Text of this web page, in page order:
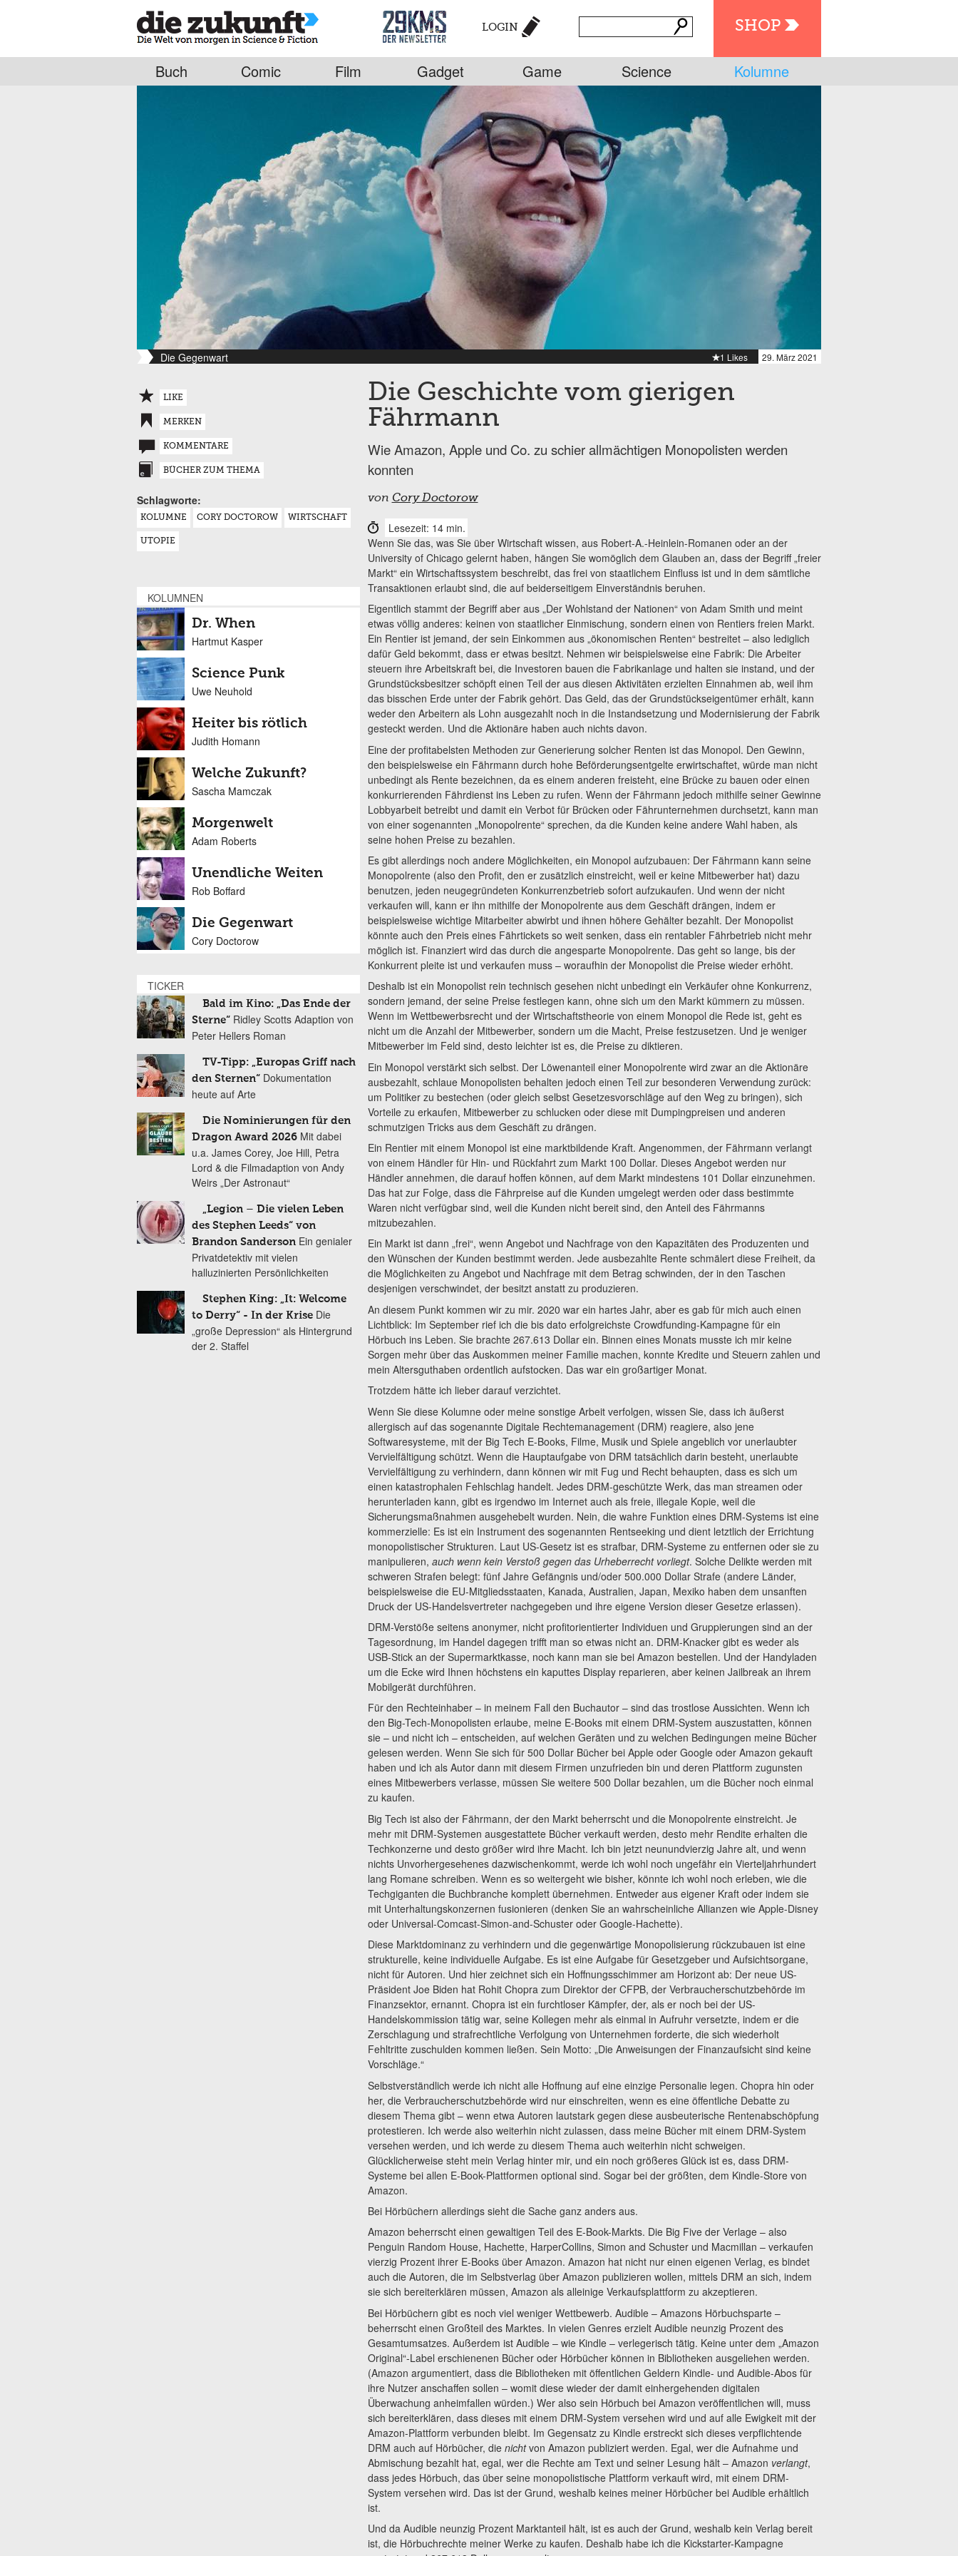
SHOP
LOGIN
Buch Comic Film Gadget Game Science Kolumne
Die Gegenwart 29. März 2021
1 Likes
Die Geschichte vom gierigen
Fährmann
Wie Amazon, Apple und Co. zu schier allmächtigen Monopolisten werden
konnten
von Cory Doctorow
Lesezeit: 14 min.
Wenn Sie das, was Sie über Wirtschaft wissen, aus Robert-A.-Heinlein-Romanen oder an der
University of Chicago gelernt haben, hängen Sie womöglich dem Glauben an, dass der Begriff „freier
Markt“ ein Wirtschaftssystem beschreibt, das frei von staatlichem Einfluss ist und in dem sämtliche
Transaktionen erlaubt sind, die auf beiderseitigem Einverständnis beruhen.
Eigentlich stammt der Begriff aber aus „Der Wohlstand der Nationen“ von Adam Smith und meint
etwas völlig anderes: keinen von staatlicher Einmischung, sondern einen von Rentiers freien Markt.
Ein Rentier ist jemand, der sein Einkommen aus „ökonomischen Renten“ bestreitet – also lediglich
dafür Geld bekommt, dass er etwas besitzt. Nehmen wir beispielsweise eine Fabrik: Die Arbeiter
steuern ihre Arbeitskraft bei, die Investoren bauen die Fabrikanlage und halten sie instand, und der
Grundstücksbesitzer schöpft einen Teil der aus diesen Aktivitäten erzielten Einnahmen ab, weil ihm
das bisschen Erde unter der Fabrik gehört. Das Geld, das der Grundstückseigentümer erhält, kann
weder den Arbeitern als Lohn ausgezahlt noch in die Instandsetzung und Modernisierung der Fabrik
gesteckt werden. Und die Aktionäre haben auch nichts davon.
Eine der profitabelsten Methoden zur Generierung solcher Renten ist das Monopol. Den Gewinn,
den beispielsweise ein Fährmann durch hohe Beförderungsentgelte erwirtschaftet, würde man nicht
unbedingt als Rente bezeichnen, da es einem anderen freisteht, eine Brücke zu bauen oder einen
konkurrierenden Fährdienst ins Leben zu rufen. Wenn der Fährmann jedoch mithilfe seiner Gewinne
Lobbyarbeit betreibt und damit ein Verbot für Brücken oder Fährunternehmen durchsetzt, kann man
von einer sogenannten „Monopolrente“ sprechen, da die Kunden keine andere Wahl haben, als
seine hohen Preise zu bezahlen.
Es gibt allerdings noch andere Möglichkeiten, ein Monopol aufzubauen: Der Fährmann kann seine
Monopolrente (also den Profit, den er zusätzlich einstreicht, weil er keine Mitbewerber hat) dazu
benutzen, jeden neugegründeten Konkurrenzbetrieb sofort aufzukaufen. Und wenn der nicht
verkaufen will, kann er ihn mithilfe der Monopolrente aus dem Geschäft drängen, indem er
beispielsweise wichtige Mitarbeiter abwirbt und ihnen höhere Gehälter bezahlt. Der Monopolist
könnte auch den Preis eines Fährtickets so weit senken, dass ein rentabler Fährbetrieb nicht mehr
möglich ist. Finanziert wird das durch die angesparte Monopolrente. Das geht so lange, bis der
Konkurrent pleite ist und verkaufen muss – woraufhin der Monopolist die Preise wieder erhöht.
Deshalb ist ein Monopolist rein technisch gesehen nicht unbedingt ein Verkäufer ohne Konkurrenz,
sondern jemand, der seine Preise festlegen kann, ohne sich um den Markt kümmern zu müssen.
Wenn im Wettbewerbsrecht und der Wirtschaftstheorie von einem Monopol die Rede ist, geht es
nicht um die Anzahl der Mitbewerber, sondern um die Macht, Preise festzusetzen. Und je weniger
Mitbewerber im Feld sind, desto leichter ist es, die Preise zu diktieren.
Ein Monopol verstärkt sich selbst. Der Löwenanteil einer Monopolrente wird zwar an die Aktionäre
ausbezahlt, schlaue Monopolisten behalten jedoch einen Teil zur besonderen Verwendung zurück:
um Politiker zu bestechen (oder gleich selbst Gesetzesvorschläge auf den Weg zu bringen), sich
Vorteile zu erkaufen, Mitbewerber zu schlucken oder diese mit Dumpingpreisen und anderen
schmutzigen Tricks aus dem Geschäft zu drängen.
Ein Rentier mit einem Monopol ist eine marktbildende Kraft. Angenommen, der Fährmann verlangt
von einem Händler für Hin- und Rückfahrt zum Markt 100 Dollar. Dieses Angebot werden nur
Händler annehmen, die darauf hoffen können, auf dem Markt mindestens 101 Dollar einzunehmen.
Das hat zur Folge, dass die Fährpreise auf die Kunden umgelegt werden oder dass bestimmte
Waren nicht verfügbar sind, weil die Kunden nicht bereit sind, den Anteil des Fährmanns
mitzubezahlen.
Ein Markt ist dann „frei“, wenn Angebot und Nachfrage von den Kapazitäten des Produzenten und
den Wünschen der Kunden bestimmt werden. Jede ausbezahlte Rente schmälert diese Freiheit, da
die Möglichkeiten zu Angebot und Nachfrage mit dem Betrag schwinden, der in den Taschen
desjenigen verschwindet, der besitzt anstatt zu produzieren.
An diesem Punkt kommen wir zu mir. 2020 war ein hartes Jahr, aber es gab für mich auch einen
Lichtblick: Im September rief ich die bis dato erfolgreichste Crowdfunding-Kampagne für ein
Hörbuch ins Leben. Sie brachte 267.613 Dollar ein. Binnen eines Monats musste ich mir keine
Sorgen mehr über das Auskommen meiner Familie machen, konnte Kredite und Steuern zahlen und
mein Altersguthaben ordentlich aufstocken. Das war ein großartiger Monat.
Trotzdem hätte ich lieber darauf verzichtet.
Wenn Sie diese Kolumne oder meine sonstige Arbeit verfolgen, wissen Sie, dass ich äußerst
allergisch auf das sogenannte Digitale Rechtemanagement (DRM) reagiere, also jene
Softwaresysteme, mit der Big Tech E-Books, Filme, Musik und Spiele angeblich vor unerlaubter
Vervielfältigung schützt. Wenn die Hauptaufgabe von DRM tatsächlich darin besteht, unerlaubte
Vervielfältigung zu verhindern, dann können wir mit Fug und Recht behaupten, dass es sich um
einen katastrophalen Fehlschlag handelt. Jedes DRM-geschützte Werk, das man streamen oder
herunterladen kann, gibt es irgendwo im Internet auch als freie, illegale Kopie, weil die
Sicherungsmaßnahmen ausgehebelt wurden. Nein, die wahre Funktion eines DRM-Systems ist eine
kommerzielle: Es ist ein Instrument des sogenannten Rentseeking und dient letztlich der Errichtung
monopolistischer Strukturen. Laut US-Gesetz ist es strafbar, DRM-Systeme zu entfernen oder sie zu
manipulieren, auch wenn kein Verstoß gegen das Urheberrecht vorliegt. Solche Delikte werden mit
schweren Strafen belegt: fünf Jahre Gefängnis und/oder 500.000 Dollar Strafe (andere Länder,
beispielsweise die EU-Mitgliedsstaaten, Kanada, Australien, Japan, Mexiko haben dem unsanften
Druck der US-Handelsvertreter nachgegeben und ihre eigene Version dieser Gesetze erlassen).
DRM-Verstöße seitens anonymer, nicht profitorientierter Individuen und Gruppierungen sind an der
Tagesordnung, im Handel dagegen trifft man so etwas nicht an. DRM-Knacker gibt es weder als
USB-Stick an der Supermarktkasse, noch kann man sie bei Amazon bestellen. Und der Handyladen
um die Ecke wird Ihnen höchstens ein kaputtes Display reparieren, aber keinen Jailbreak an ihrem
Mobilgerät durchführen.
Für den Rechteinhaber – in meinem Fall den Buchautor – sind das trostlose Aussichten. Wenn ich
den Big-Tech-Monopolisten erlaube, meine E-Books mit einem DRM-System auszustatten, können
sie – und nicht ich – entscheiden, auf welchen Geräten und zu welchen Bedingungen meine Bücher
gelesen werden. Wenn Sie sich für 500 Dollar Bücher bei Apple oder Google oder Amazon gekauft
haben und ich als Autor dann mit diesem Firmen unzufrieden bin und deren Plattform zugunsten
eines Mitbewerbers verlasse, müssen Sie weitere 500 Dollar bezahlen, um die Bücher noch einmal
zu kaufen.
Big Tech ist also der Fährmann, der den Markt beherrscht und die Monopolrente einstreicht. Je
mehr mit DRM-Systemen ausgestattete Bücher verkauft werden, desto mehr Rendite erhalten die
Techkonzerne und desto größer wird ihre Macht. Ich bin jetzt neunundvierzig Jahre alt, und wenn
nichts Unvorhergesehenes dazwischenkommt, werde ich wohl noch ungefähr ein Vierteljahrhundert
lang Romane schreiben. Wenn es so weitergeht wie bisher, könnte ich wohl noch erleben, wie die
Techgiganten die Buchbranche komplett übernehmen. Entweder aus eigener Kraft oder indem sie
mit Unterhaltungskonzernen fusionieren (denken Sie an wahrscheinliche Allianzen wie Apple-Disney
oder Universal-Comcast-Simon-and-Schuster oder Google-Hachette).
Diese Marktdominanz zu verhindern und die gegenwärtige Monopolisierung rückzubauen ist eine
strukturelle, keine individuelle Aufgabe. Es ist eine Aufgabe für Gesetzgeber und Aufsichtsorgane,
nicht für Autoren. Und hier zeichnet sich ein Hoffnungsschimmer am Horizont ab: Der neue US-
Präsident Joe Biden hat Rohit Chopra zum Direktor der CFPB, der Verbraucherschutzbehörde im
Finanzsektor, ernannt. Chopra ist ein furchtloser Kämpfer, der, als er noch bei der US-
Handelskommission tätig war, seine Kollegen mehr als einmal in Aufruhr versetzte, indem er die
Zerschlagung und strafrechtliche Verfolgung von Unternehmen forderte, die sich wiederholt
Fehltritte zuschulden kommen ließen. Sein Motto: „Die Anweisungen der Finanzaufsicht sind keine
Vorschläge.“
Selbstverständlich werde ich nicht alle Hoffnung auf eine einzige Personalie legen. Chopra hin oder
her, die Verbraucherschutzbehörde wird nur einschreiten, wenn es eine öffentliche Debatte zu
diesem Thema gibt – wenn etwa Autoren lautstark gegen diese ausbeuterische Rentenabschöpfung
protestieren. Ich werde also weiterhin nicht zulassen, dass meine Bücher mit einem DRM-System
versehen werden, und ich werde zu diesem Thema auch weiterhin nicht schweigen.
Glücklicherweise steht mein Verlag hinter mir, und ein noch größeres Glück ist es, dass DRM-
Systeme bei allen E-Book-Plattformen optional sind. Sogar bei der größten, dem Kindle-Store von
Amazon.
Bei Hörbüchern allerdings sieht die Sache ganz anders aus.
Amazon beherrscht einen gewaltigen Teil des E-Book-Markts. Die Big Five der Verlage – also
Penguin Random House, Hachette, HarperCollins, Simon and Schuster und Macmillan – verkaufen
vierzig Prozent ihrer E-Books über Amazon. Amazon hat nicht nur einen eigenen Verlag, es bindet
auch die Autoren, die im Selbstverlag über Amazon publizieren wollen, mittels DRM an sich, indem
sie sich bereiterklären müssen, Amazon als alleinige Verkaufsplattform zu akzeptieren.
Bei Hörbüchern gibt es noch viel weniger Wettbewerb. Audible – Amazons Hörbuchsparte –
beherrscht einen Großteil des Marktes. In vielen Genres erzielt Audible neunzig Prozent des
Gesamtumsatzes. Außerdem ist Audible – wie Kindle – verlegerisch tätig. Keine unter dem „Amazon
Original“-Label erschienenen Bücher oder Hörbücher können in Bibliotheken ausgeliehen werden.
(Amazon argumentiert, dass die Bibliotheken mit öffentlichen Geldern Kindle- und Audible-Abos für
ihre Nutzer anschaffen sollen – womit diese wieder der damit einhergehenden digitalen
Überwachung anheimfallen würden.) Wer also sein Hörbuch bei Amazon veröffentlichen will, muss
sich bereiterklären, dass dieses mit einem DRM-System versehen wird und auf alle Ewigkeit mit der
Amazon-Plattform verbunden bleibt. Im Gegensatz zu Kindle erstreckt sich dieses verpflichtende
DRM auch auf Hörbücher, die nichtvon Amazon publiziert werden. Egal, wer die Aufnahme und
Abmischung bezahlt hat, egal, wer die Rechte am Text und seiner Lesung hält – Amazon verlangt,
dass jedes Hörbuch, das über seine monopolistische Plattform verkauft wird, mit einem DRM-
System versehen wird. Das ist der Grund, weshalb keines meiner Hörbücher bei Audible erhältlich
ist.
Und da Audible neunzig Prozent Marktanteil hält, ist es auch der Grund, weshalb kein Verlag bereit
ist, die Hörbuchrechte meiner Werke zu kaufen. Deshalb habe ich die Kickstarter-Kampagne
LIKE
MERKEN
KOMMENTARE
BÜCHER ZUM THEMA
Schlagworte:
KOLUMNE CORY DOCTOROW WIRTSCHAFT
UTOPIE
KOLUMNEN
Dr. When
Hartmut Kasper
Science Punk
Uwe Neuhold
Heiter bis rötlich
Judith Homann
Welche Zukunft?
Sascha Mamczak
Morgenwelt
Adam Roberts
Unendliche Weiten
Rob Boffard
Die Gegenwart
Cory Doctorow
TICKER
Bald im Kino: „Das Ende der
Sterne“ Ridley Scotts Adaption von
Peter Hellers Roman
TV-Tipp: „Europas Griff nach
den Sternen“ Dokumentation
heute auf Arte
Die Nominierungen für den
Dragon Award 2026 Mit dabei
u.a. James Corey, Joe Hill, Petra
Lord & die Filmadaption von Andy
Weirs „Der Astronaut“
„Legion – Die vielen Leben
des Stephen Leeds“ von
Brandon Sanderson Ein genialer
Privatdetektiv mit vielen
halluzinierten Persönlichkeiten
Stephen King: „It: Welcome
to Derry“ - In der Krise Die
„große Depression“ als Hintergrund
der 2. Staffel